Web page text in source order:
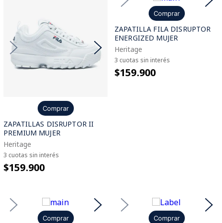
Comprar
ZAPATILLAS DISRUPTOR II
PREMIUM MUJER
Heritage
3 cuotas sin interés
$159.900
Comprar
ZAPATILLA FILA DISRUPTOR
ENERGIZED MUJER
Heritage
3 cuotas sin interés
$159.900
Comprar Comprar